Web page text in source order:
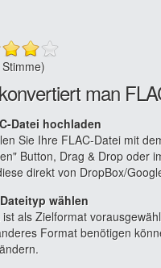
man
Datei hochladen
Sie Ihre FLAC-Datei mit
Button, Drag & Drop oder
direkt von DropBox/
wählen
ist als Zielformat
Format benötigen